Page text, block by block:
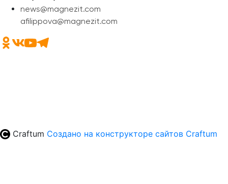
news@magnezit.com
afilippova@magnezit.com
Craftum Создано на конструкторе сайтов Craftum